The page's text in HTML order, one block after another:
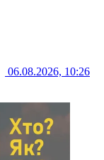
06.08.2026, 10:26